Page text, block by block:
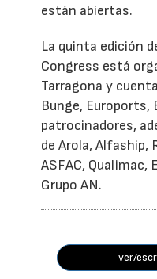
están abiertas.
La quinta edición
Congress está
Tarragona y
Bunge, Euroports,
patrocinadores,
de Arola, Alfaship,
ASFAC, Qualimac,
Grupo AN.
ver/